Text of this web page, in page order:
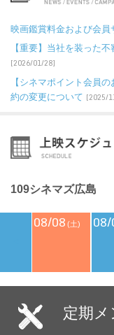
映画鑑賞料金および会
【重要】当社を装った
[2026/01/28]
【シネマポイント会員
約の変更について [2025/
109シネマズ広島
08/08 (土)